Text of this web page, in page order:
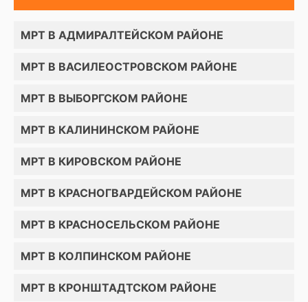
МРТ В АДМИРАЛТЕЙСКОМ РАЙОНЕ
МРТ В ВАСИЛЕОСТРОВСКОМ РАЙОНЕ
МРТ В ВЫБОРГСКОМ РАЙОНЕ
МРТ В КАЛИНИНСКОМ РАЙОНЕ
МРТ В КИРОВСКОМ РАЙОНЕ
МРТ В КРАСНОГВАРДЕЙСКОМ РАЙОНЕ
МРТ В КРАСНОСЕЛЬСКОМ РАЙОНЕ
МРТ В КОЛПИНСКОМ РАЙОНЕ
МРТ В КРОНШТАДТСКОМ РАЙОНЕ